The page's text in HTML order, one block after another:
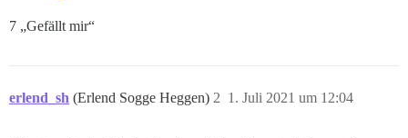
7 „Gefällt mir“
erlend_sh (Erlend Sogge Heggen) 1. Juli 2021 um 12:04
2